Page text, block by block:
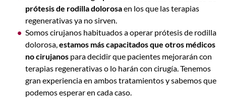
prótesis de rodilla dolorosaen los que las terapias
regenerativas ya no sirven.
Somos cirujanos habituados a operar prótesis de rodilla
dolorosa,estamos más capacitados que otros médicos
no cirujanos para decidir que pacientes mejorarán con
terapias regenerativas o lo harán con cirugía. Tenemos
gran experiencia en ambos tratamientos y sabemos que
podemos esperar en cada caso.